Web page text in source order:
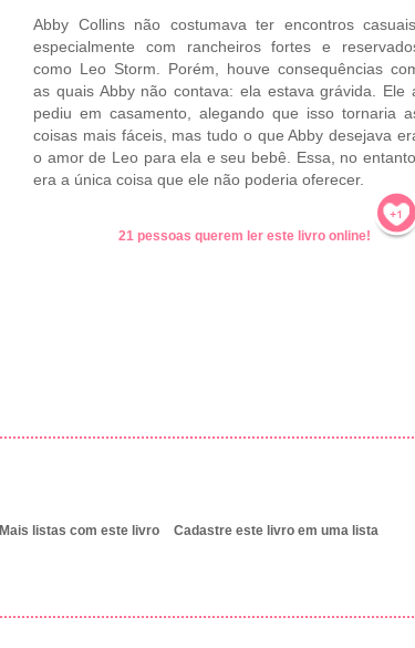
Abby Collins não costumava ter encontros casuais,
especialmente com rancheiros fortes e
como Leo Storm. Porém, houve consequências
as quais Abby não contava: ela estava grávida. Ele
pediu em casamento, alegando que isso tornaria
coisas mais fáceis, mas tudo o que Abby desejava
o amor de Leo para ela e seu bebê. Essa, no entanto,
era a única coisa que ele não poderia oferecer.
21 pessoas querem ler este livro online!
Mais listas com este livro Cadastre este livro em uma lista